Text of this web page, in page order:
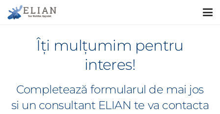
Îți mulțumim pentru
interes!
Completează formularul de mai jos
si un consultant ELIAN te va contacta